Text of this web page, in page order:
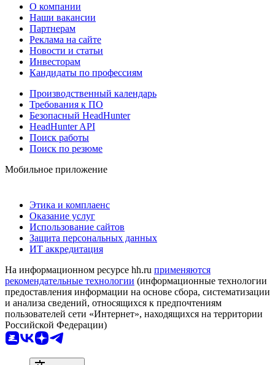
О компании
Наши вакансии
Партнерам
Реклама на сайте
Новости и статьи
Инвесторам
Кандидаты по профессиям
Производственный календарь
Требования к ПО
Безопасный HeadHunter
HeadHunter API
Поиск работы
Поиск по резюме
Мобильное приложение
Этика и комплаенс
Оказание услуг
Использование сайтов
Защита персональных данных
ИТ аккредитация
На информационном ресурсе hh.ru применяются
рекомендательные технологии (информационные технологии
предоставления информации на основе сбора, систематизации
и анализа сведений, относящихся к предпочтениям
пользователей сети «Интернет», находящихся на территории
Российской Федерации)